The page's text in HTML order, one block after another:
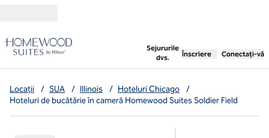
Sejururile
dvs.
, deschide o filă nouă
Înscriere Conectați-vă
Locații / SUA / Illinois / Hoteluri Chicago
/
Hoteluri de bucătărie în cameră Homewood Suites Soldier Field